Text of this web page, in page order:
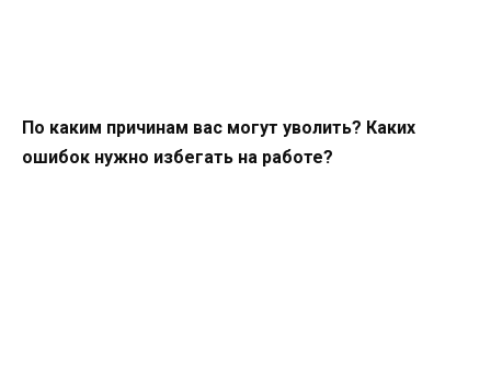
По каким причинам вас могут уволить? Каких
ошибок нужно избегать на работе?